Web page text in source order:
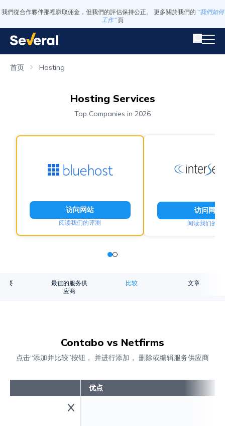
我們從合作夥伴那裡賺取佣金，但我們的評估保持公正。 更多關於我們的 “我們如何
工作” 頁
首页 Hosting
Hosting Services
Top Companies in 2026
访问网站
阅读我们的评测
访问网站
阅读我们的评
概要
最佳的服务供
应商
比较 文章
Contabo vs Netfirms
点击“添加并比较”按钮， 并进行添加， 删除或编辑服务供应商
优点